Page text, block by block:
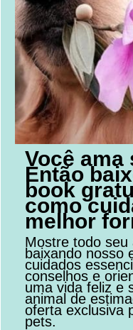
Você ama
Então
book
como
melhor
Mostre todo
baixando nosso
cuidados
conselhos e
uma vida feliz e
animal de
oferta exclusiva
pets.